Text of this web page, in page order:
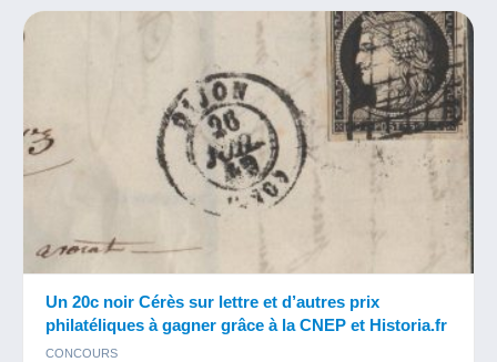
Un 20c noir Cérès sur lettre et d’autres prix
philatéliques à gagner grâce à la CNEP et Historia.fr
CONCOURS